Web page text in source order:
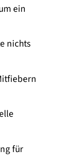
ein
nichts
für